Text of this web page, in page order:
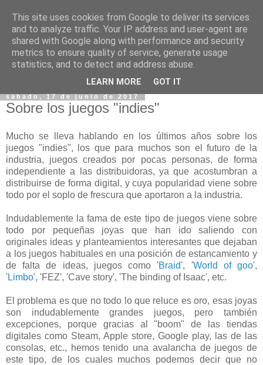
sábado, 17 de junio de 2017
Sobre los juegos "indies"
Mucho se lleva hablando en los últimos años sobre los
juegos "indies", los que para muchos son el futuro de la
industria, juegos creados por pocas personas, de forma
independiente a las distribuidoras, ya que acostumbran a
distribuirse de forma digital, y cuya popularidad viene sobre
todo por el soplo de frescura que aportaron a la industria.
Indudablemente la fama de este tipo de juegos viene sobre
todo por pequeñas joyas que han ido saliendo con
originales ideas y planteamientos interesantes que dejaban
a los juegos habituales en una posición de estancamiento y
de falta de ideas, juegos como 'Braid', 'World of goo',
'Limbo', 'FEZ', 'Cave story', 'The binding of Isaac', etc.
El problema es que no todo lo que reluce es oro, esas joyas
son indudablemente grandes juegos, pero también
excepciones, porque gracias al "boom" de las tiendas
digitales como Steam, Apple store, Google play, las de las
consolas, etc., hemos tenido una avalancha de juegos de
este tipo, de los cuales muchos podemos decir que no
This site uses cookies from Google to deliver its services
and to analyze traffic. Your IP address and user-agent are
shared with Google along with performance and security
metrics to ensure quality of service, generate usage
statistics, and to detect and address abuse.
LEARN MORE GOT IT